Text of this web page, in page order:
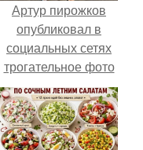
Артур пирожков
опубликовал в
социальных сетях
трогательное фото
с супругой
Анжеликой,
сделанное во
время их недавнего